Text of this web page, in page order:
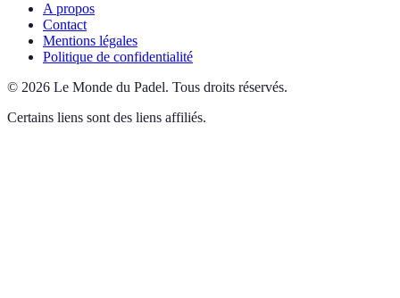
A propos
Contact
Mentions légales
Politique de confidentialité
© 2026 Le Monde du Padel. Tous droits réservés.
Certains liens sont des liens affiliés.